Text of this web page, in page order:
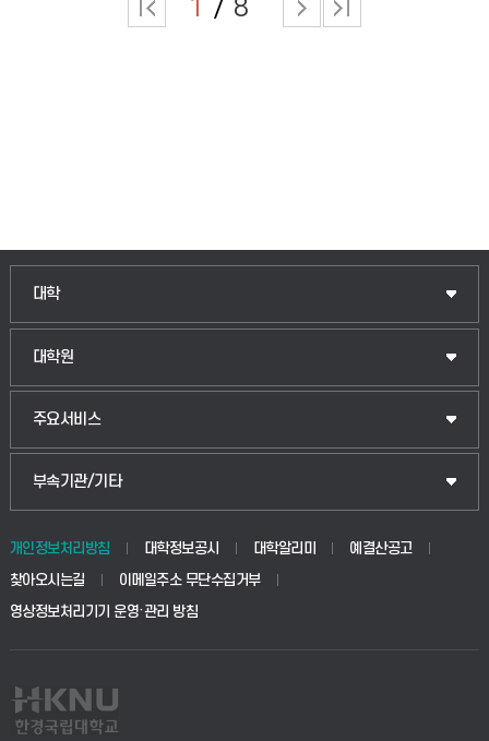
1 8
대학
인문융합공공인재학부
법경영학부
생명공학부
사회안전시스템공학부
대학원
일반대학원
산업대학원
공공정책대학원
교육대학원
주요서비스
입학안내
웹메일
학사시스템(전문학사 및 전공심화)
사이버캠퍼스(전문학사 및 전공심화)
부속기관/기타
중앙도서관
학생생활관(안성)
산학협력단
개인정보처리방침 대학정보공시 대학알리미
예결산공고
찾아오시는길
이메일주소 무단수집거부
영상정보처리기기 운영·관리 방침